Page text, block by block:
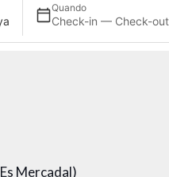
Quando
Check-in — Check-out
Mercadal)